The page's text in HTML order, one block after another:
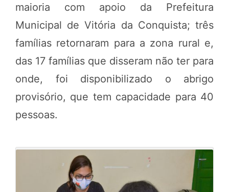
maioria com apoio da Prefeitura
Municipal de Vitória da Conquista; três
famílias retornaram para a zona rural e,
das 17 famílias que disseram não ter para
onde, foi disponibilizado o abrigo
provisório, que tem capacidade para 40
pessoas.